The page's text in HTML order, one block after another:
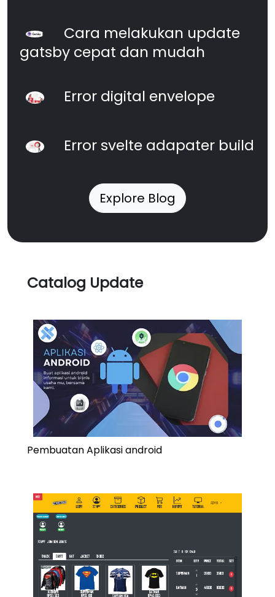
Cara melakukan update
gatsby cepat dan mudah
Error digital envelope
Error svelte adapater build
Explore Blog
Catalog Update
Pembuatan Aplikasi android